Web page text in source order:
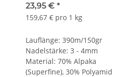
23,95 € *
159,67 € pro 1 kg
Lauflänge: 390m/150gr
Nadelstärke: 3 - 4mm
Material: 70% Alpaka
(Superfine), 30% Polyamid